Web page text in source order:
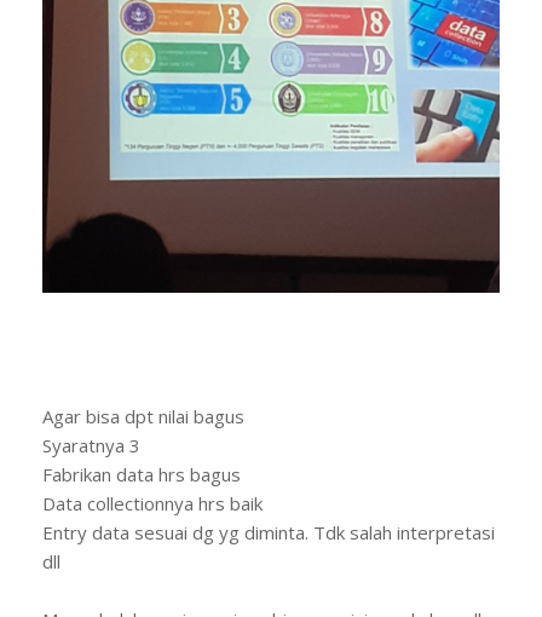
Agar bisa dpt nilai bagus
Syaratnya 3
Fabrikan data hrs bagus
Data collectionnya hrs baik
Entry data sesuai dg yg diminta. Tdk salah interpretasi
dll